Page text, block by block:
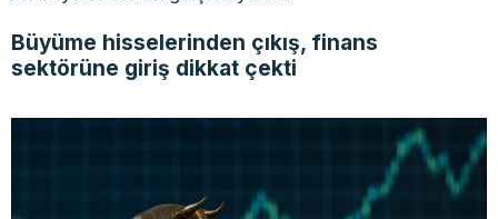
Büyüme hisselerinden çıkış, finans
sektörüne giriş dikkat çekti